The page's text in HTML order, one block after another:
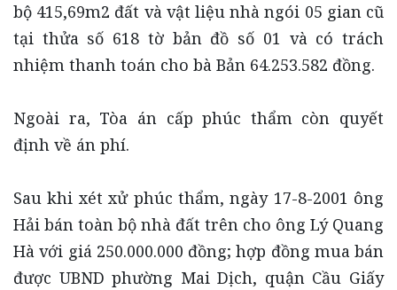
bộ 415,69m2 đất và vật liệu nhà ngói 05 gian cũ
tại thửa số 618 tờ bản đồ số 01 và có trách
nhiệm thanh toán cho bà Bản 64.253.582 đồng.
Ngoài ra, Tòa án cấp phúc thẩm còn quyết
định về án phí.
Sau khi xét xử phúc thẩm, ngày 17-8-2001 ông
Hải bán toàn bộ nhà đất trên cho ông Lý Quang
Hà với giá 250.000.000 đồng; hợp đồng mua bán
được UBND phường Mai Dịch, quận Cầu Giấy